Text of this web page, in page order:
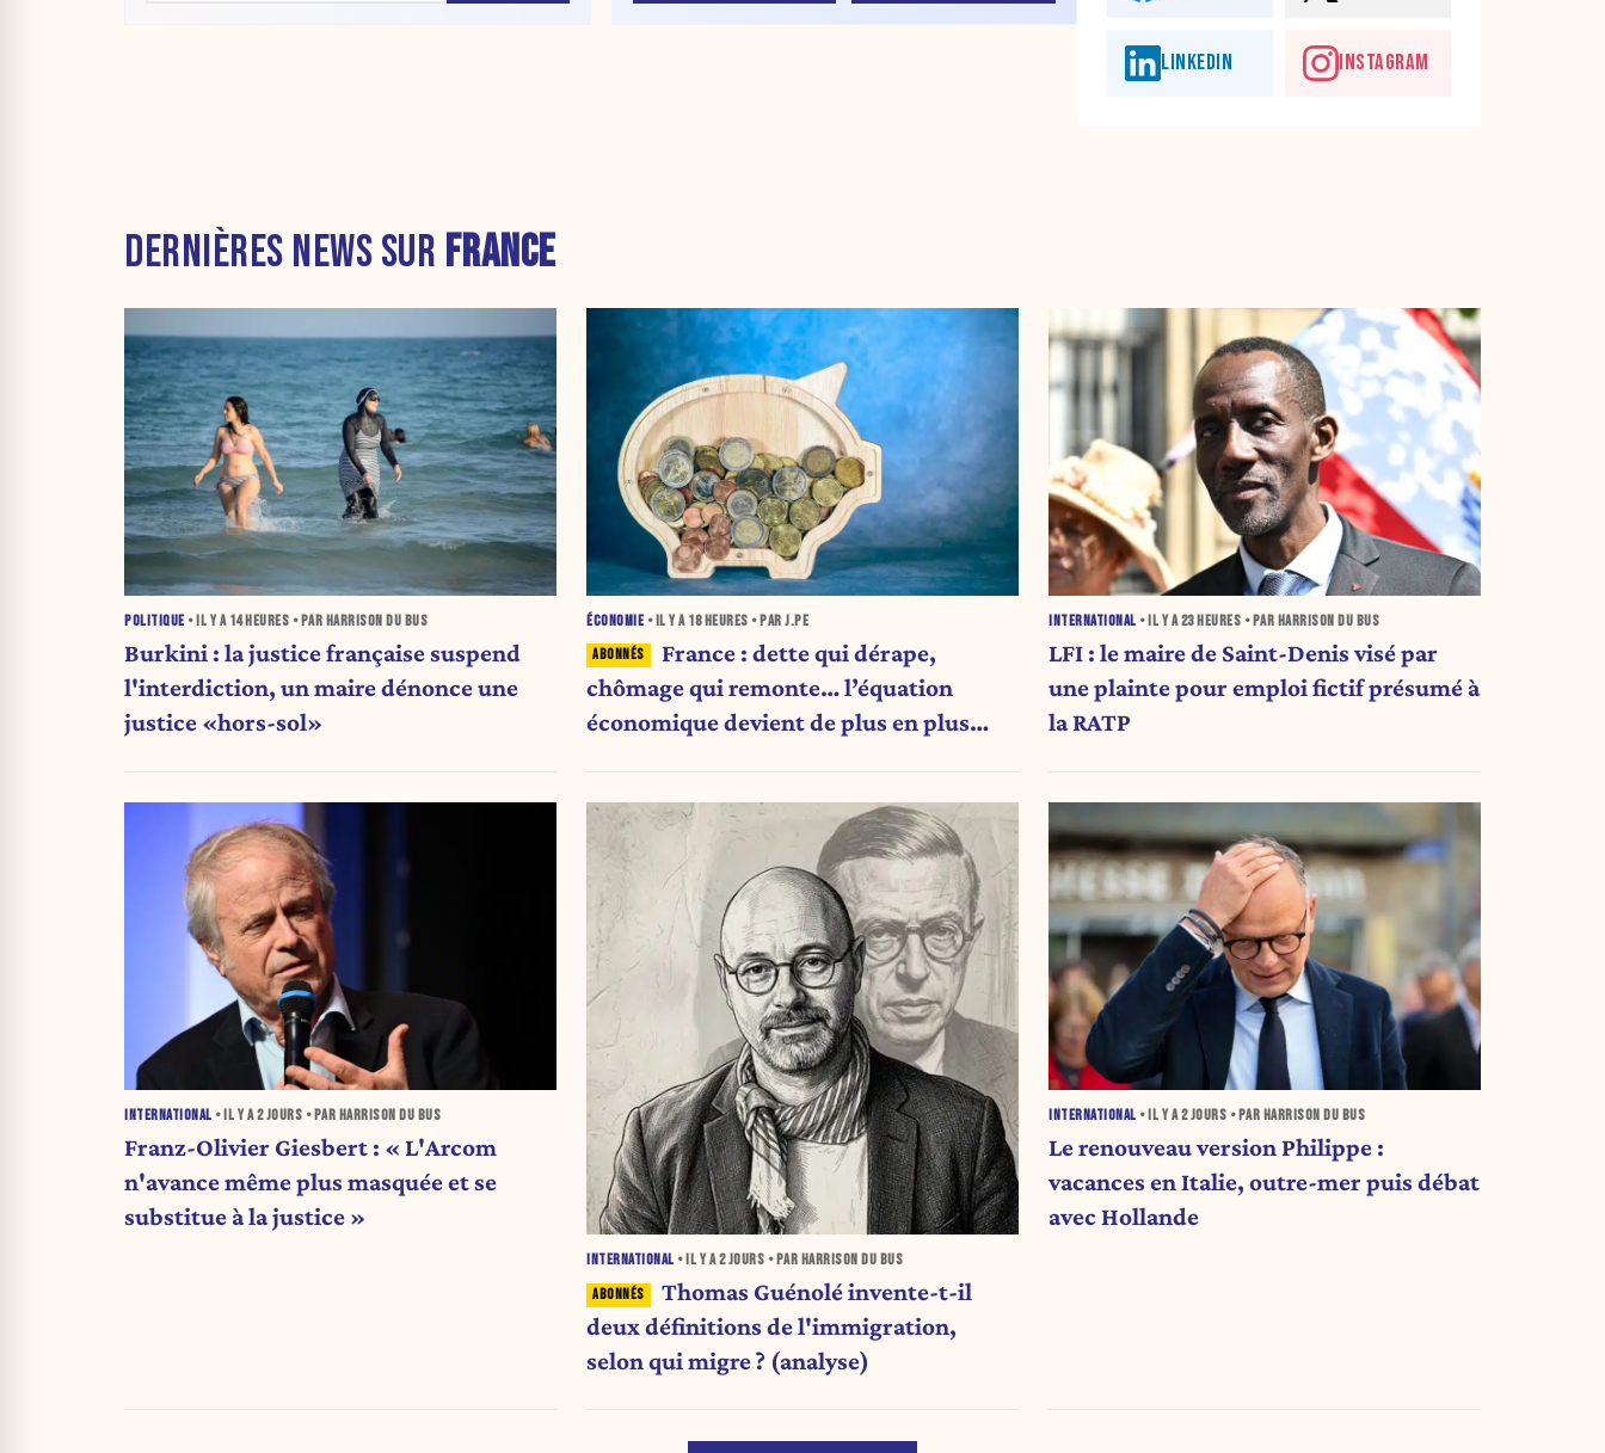
LINKEDIN INSTAGRAM
DERNIÈRES NEWS SUR FRANCE
POLITIQUE • IL Y A 14 HEURES • PAR HARRISON DU BUS
Burkini : la justice française suspend
l'interdiction, un maire dénonce une
justice «hors-sol»
ÉCONOMIE • IL Y A 18 HEURES • PAR J.PE
France : dette qui dérape,
chômage qui remonte… l’équation
économique devient de plus en plus
INTERNATIONAL • IL Y A23 HEURES • PAR HARRISON DU BUS
LFI : le maire de Saint-Denis visé par
une plainte pour emploi fictif présumé à
la RATP
INTERNATIONAL • IL Y A2 JOURS • PAR HARRISON DU BUS
Franz-Olivier Giesbert : « L'Arcom
n'avance même plus masquée et se
substitue à la justice »
INTERNATIONAL • IL Y A2 JOURS • PAR HARRISON DU BUS
Thomas Guénolé invente-t-il
deux définitions de l'immigration,
selon qui migre ? (analyse)
INTERNATIONAL • IL Y A2 JOURS • PAR HARRISON DU BUS
Le renouveau version Philippe :
vacances en Italie, outre-mer puis débat
avec Hollande